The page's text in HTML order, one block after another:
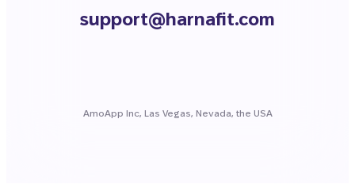
support@harnafit.com
AmoApp Inc, Las Vegas, Nevada, the USA